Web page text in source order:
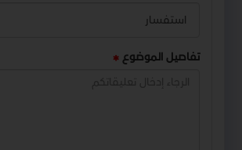
تفاصيل الموضوع